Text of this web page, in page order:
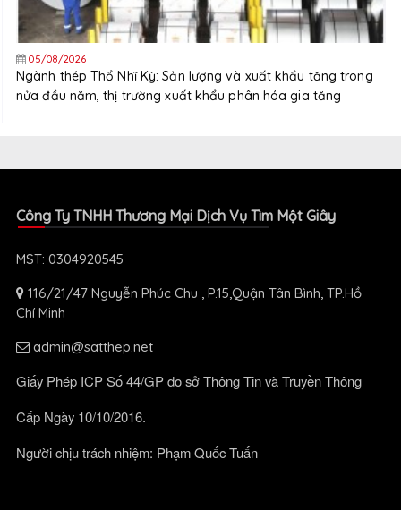
05/08/2026
Ngành thép Thổ Nhĩ Kỳ: Sản lượng và xuất khẩu tăng trong
nửa đầu năm, thị trường xuất khẩu phân hóa gia tăng
Công Ty TNHH Thương Mại Dịch Vụ Tìm Một Giây
MST: 0304920545
116/21/47 Nguyễn Phúc Chu , P.15,Quận Tân Bình, TP.Hồ
Chí Minh
admin@satthep.net
Giấy Phép ICP Số 44/GP do sở Thông Tin và Truyền Thông
Cấp Ngày 10/10/2016.
Người chịu trách nhiệm: Phạm Quốc Tuấn